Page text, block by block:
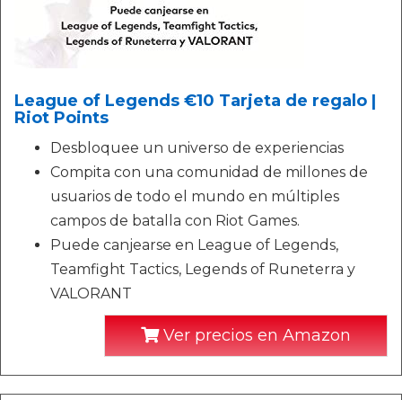
League of Legends €10 Tarjeta de regalo |
Riot Points
Desbloquee un universo de experiencias
Compita con una comunidad de millones de
usuarios de todo el mundo en múltiples
campos de batalla con Riot Games.
Puede canjearse en League of Legends,
Teamfight Tactics, Legends of Runeterra y
VALORANT
Ver precios en Amazon